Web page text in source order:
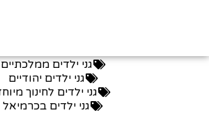
גני ילדים ממלכתיים
גני ילדים יהודיים
גני ילדים לחינוך מיוחד
גני ילדים בכרמיאל